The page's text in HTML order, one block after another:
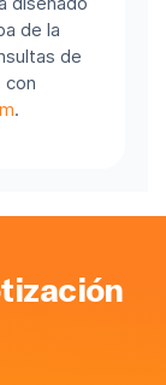
de la
de
con
.